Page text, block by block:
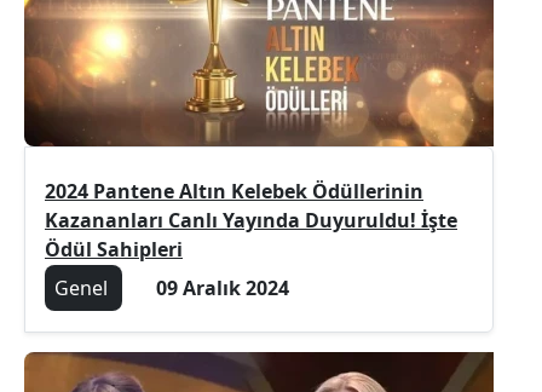
2024 Pantene Altın Kelebek Ödüllerinin
Kazananları Canlı Yayında Duyuruldu! İşte
Ödül Sahipleri
Genel
09 Aralık 2024